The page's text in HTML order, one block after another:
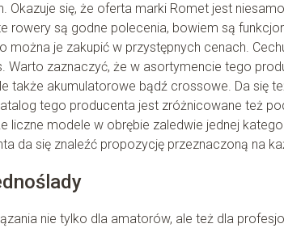
Okazuje się, że oferta marki Romet jest
rowery są godne polecenia, bowiem są
można je zakupić w przystępnych cenach.
Warto zaznaczyć, że w asortymencie tego
także akumulatorowe bądź crossowe. Da się
tego producenta jest zróżnicowane też
liczne modele w obrębie zaledwie jednej
da się znaleźć propozycję przeznaczoną na
nie tylko dla amatorów, ale też dla